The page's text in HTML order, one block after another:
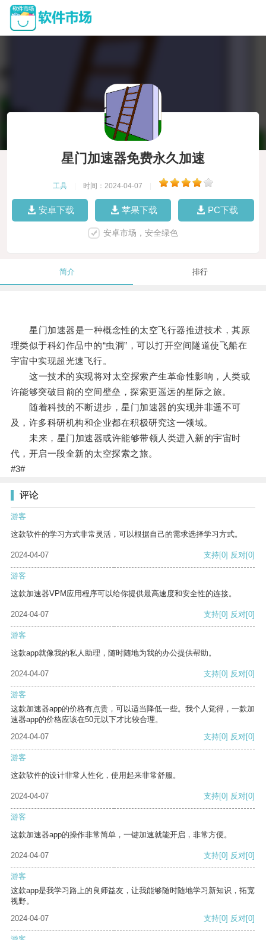
星门加速器免费永久加速
工具 时间：2024-04-07
安卓下载 苹果下载 PC下载
安卓市场，安全绿色
简介 排行
星门加速器是一种概念性的太空飞行器推进技术，其原
理类似于科幻作品中的“虫洞”，可以打开空间隧道使飞船在
宇宙中实现超光速飞行。
这一技术的实现将对太空探索产生革命性影响，人类或
许能够突破目前的空间壁垒，探索更遥远的星际之旅。
随着科技的不断进步，星门加速器的实现并非遥不可
及，许多科研机构和企业都在积极研究这一领域。
未来，星门加速器或许能够带领人类进入新的宇宙时
代，开启一段全新的太空探索之旅。
#3#
评论
游客
这款软件的学习方式非常灵活，可以根据自己的需求选择学习方式。
2024-04-07 支持[0] 反对[0]
游客
这款加速器VPM应用程序可以给你提供最高速度和安全性的连接。
2024-04-07 支持[0] 反对[0]
游客
这款app就像我的私人助理，随时随地为我的办公提供帮助。
2024-04-07 支持[0] 反对[0]
游客
这款加速器app的价格有点贵，可以适当降低一些。我个人觉得，一款加
速器app的价格应该在50元以下才比较合理。
2024-04-07
支持[0] 反对[0]
游客
这款软件的设计非常人性化，使用起来非常舒服。
2024-04-07 支持[0] 反对[0]
游客
这款加速器app的操作非常简单，一键加速就能开启，非常方便。
2024-04-07 支持[0] 反对[0]
游客
这款app是我学习路上的良师益友，让我能够随时随地学习新知识，拓宽
视野。
2024-04-07
支持[0] 反对[0]